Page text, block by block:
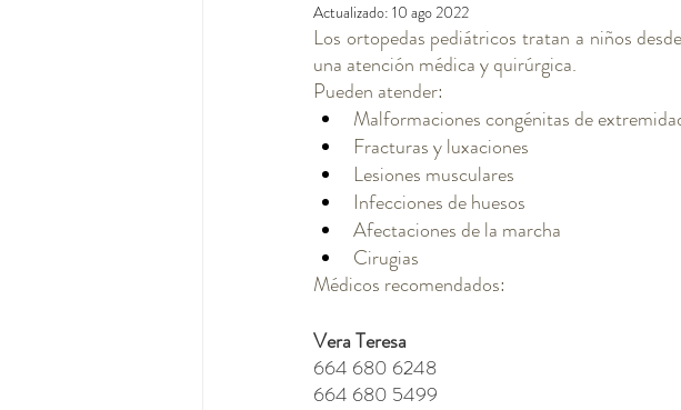
Actualizado: 10 ago 2022
Los ortopedas pediátricos tratan a niños
una atención médica y quirúrgica.
Pueden atender:
Malformaciones congénitas de
Fracturas y luxaciones
Lesiones musculares
Infecciones de huesos
Afectaciones de la marcha
Cirugias
Médicos recomendados:
Vera Teresa
664 680 6248
664 680 5499